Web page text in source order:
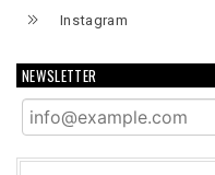
Instagram
NEWSLETTER